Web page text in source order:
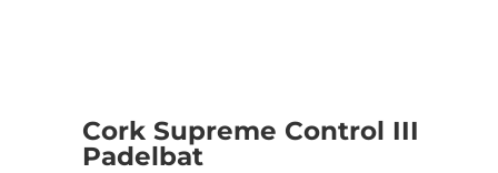
Cork Supreme Control III
Padelbat